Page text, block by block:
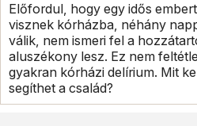
Előfordul, hogy egy idős
visznek kórházba, néhány
válik, nem ismeri fel a
aluszékony lesz. Ez nem
gyakran kórházi delírium. Mit
segíthet a család?